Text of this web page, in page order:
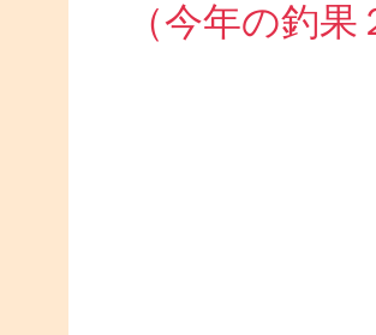
（今年の釣果